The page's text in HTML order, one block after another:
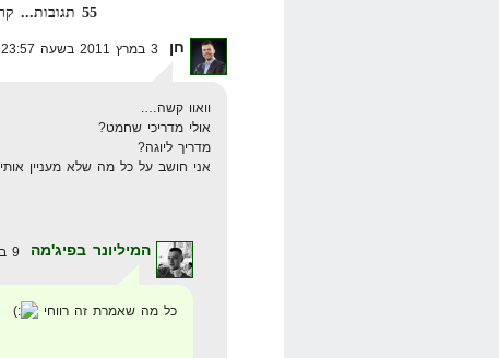
55 תגובות... קרא אותן למטה או
חן
וואוו קשה….
אולי מדריכי שחמט?
מדריך ליוגה?
אני חושב על כל מה שלא מעניין
המיליונר בפיג'מה
כל מה שאמרת זה רווחי